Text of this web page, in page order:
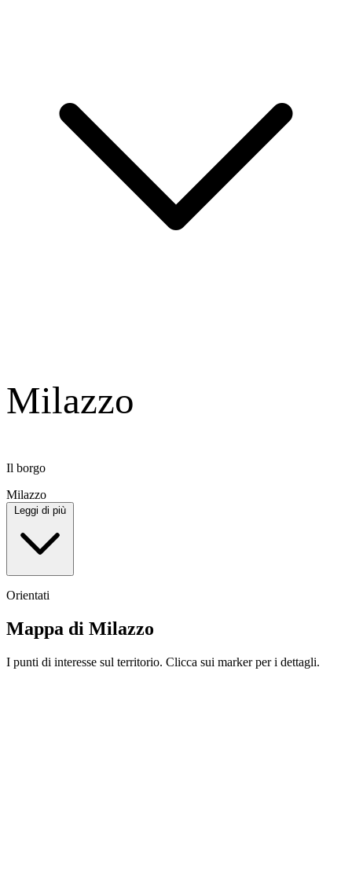
Milazzo
Il borgo
Milazzo
Leggi di più
Orientati
Mappa di Milazzo
I punti di interesse sul territorio. Clicca sui marker per i dettagli.